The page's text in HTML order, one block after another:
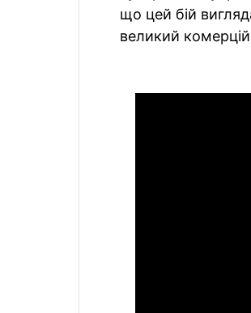
що цей бій
великий